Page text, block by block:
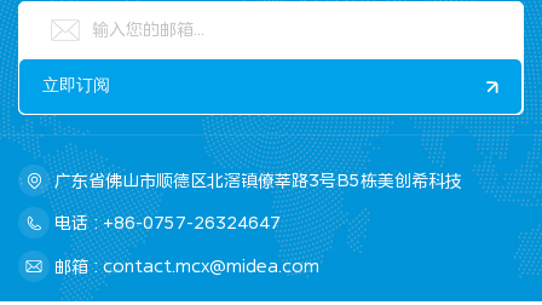
广东省佛山市顺德区北滘镇僚莘路3号B5栋美创希科技
电话 : +86-0757-26324647
邮箱 : contact.mcx@midea.com